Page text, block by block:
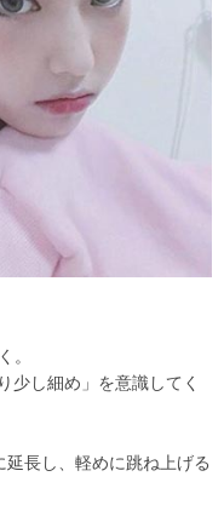
。
少し細め」を意識してく
長し、軽めに跳ね上げる